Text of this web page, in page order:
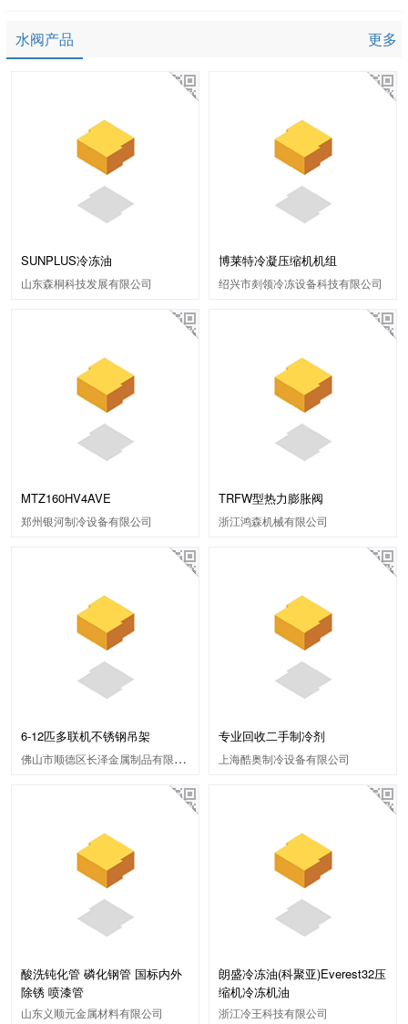
水阀产品 更多
SUNPLUS冷冻油
山东森桐科技发展有限公司
博莱特冷凝压缩机机组
绍兴市剡领冷冻设备科技有限公司
MTZ160HV4AVE
郑州银河制冷设备有限公司
TRFW型热力膨胀阀
浙江鸿森机械有限公司
6-12匹多联机不锈钢吊架
佛山市顺德区长泽金属制品有限公司
专业回收二手制冷剂
上海酷奥制冷设备有限公司
酸洗钝化管 磷化钢管 国标内外
除锈 喷漆管
山东义顺元金属材料有限公司
朗盛冷冻油(科聚亚)Everest32压
缩机冷冻机油
浙江冷王科技有限公司